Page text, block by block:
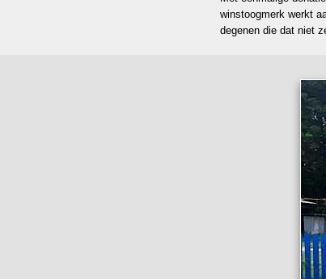
winstoogmerk werkt
degenen die dat niet